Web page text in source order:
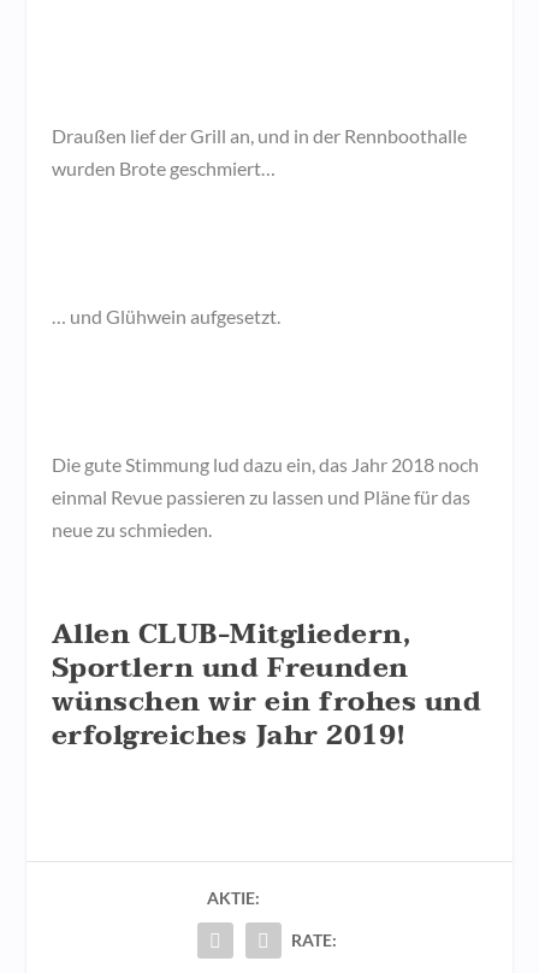
Draußen lief der Grill an, und in der Rennboothalle
wurden Brote geschmiert…
… und Glühwein aufgesetzt.
Die gute Stimmung lud dazu ein, das Jahr 2018 noch
einmal Revue passieren zu lassen und Pläne für das
neue zu schmieden.
Allen CLUB-Mitgliedern,
Sportlern und Freunden
wünschen wir ein frohes und
erfolgreiches Jahr 2019!
AKTIE:
RATE: